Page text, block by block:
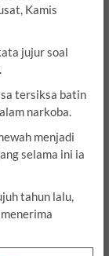
Kamis
jujur soal
tersiksa batin
narkoba.
menjadi
selama ini ia
tahun lalu,